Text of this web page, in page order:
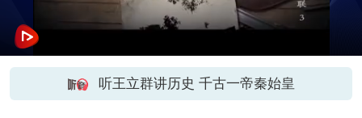
听王立群讲历史 千古一帝秦始皇